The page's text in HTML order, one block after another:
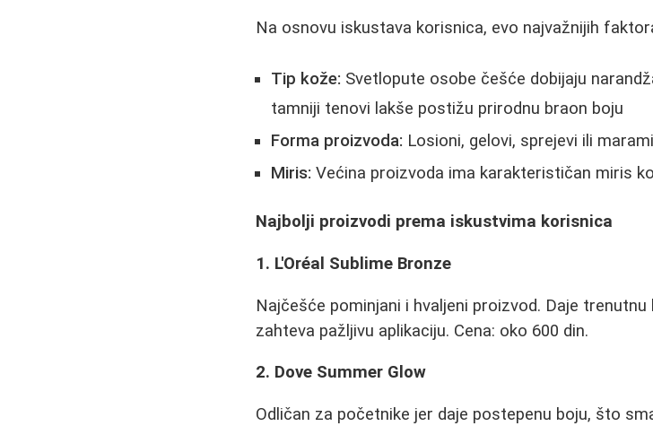
Na osnovu iskustava korisnica, evo najvažnijih
Tip kože: Svetlopute osobe češće dobijaju
tamniji tenovi lakše postižu prirodnu braon boju
Forma proizvoda: Losioni, gelovi, sprejevi ili
Miris: Većina proizvoda ima karakterističan miris
Najbolji proizvodi prema iskustvima korisnica
1. L'Oréal Sublime Bronze
Najčešće pominjani i hvaljeni proizvod. Daje
zahteva pažljivu aplikaciju. Cena: oko 600 din.
2. Dove Summer Glow
Odličan za početnike jer daje postepenu boju, što